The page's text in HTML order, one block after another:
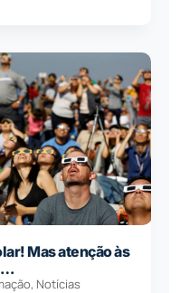
Mas atenção às
, Notícias